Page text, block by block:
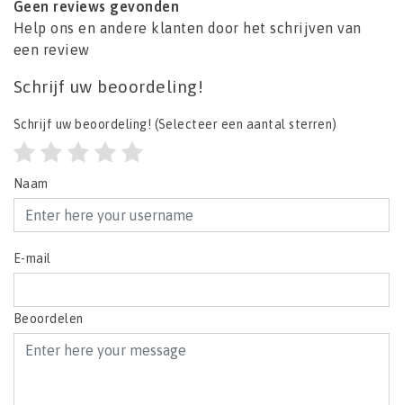
Geen reviews gevonden
Help ons en andere klanten door het schrijven van
een review
Schrijf uw beoordeling!
Schrijf uw beoordeling! (Selecteer een aantal sterren)
Naam
E-mail
Beoordelen